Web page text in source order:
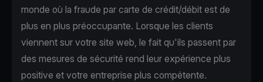
monde où la fraude par carte de crédit/débit est de
plus en plus préoccupante. Lorsque les clients
viennent sur votre site web, le fait qu'ils passent par
des mesures de sécurité rend leur expérience plus
positive et votre entreprise plus compétente.